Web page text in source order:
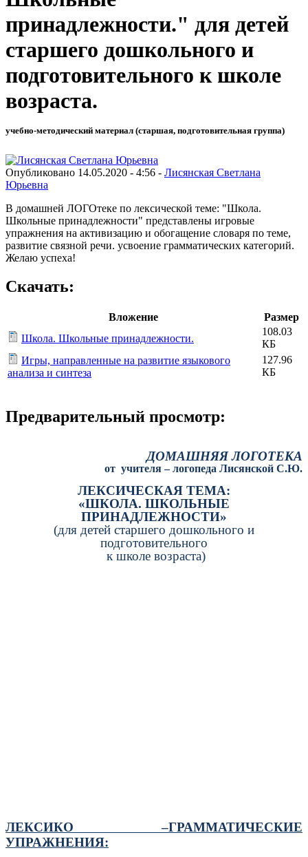
принадлежности." для детей
старшего дошкольного и
подготовительного к школе
возраста.
учебно-методический материал (старшая, подготовительная группа)
Опубликовано 14.05.2020 - 4:56 - Лисянская Светлана
Юрьевна
В домашней ЛОГОтеке по лексической теме: "Школа.
Школьные принадлежности" представлены игровые
упражнения на активизацию и обогащение словаря по теме,
развитие связной речи. усвоение грамматических категорий.
Желаю успеха!
Скачать:
Вложение
Размер
Школа. Школьные принадлежности.
108.03
КБ
Игры, направленные на развитие языкового
анализа и синтеза
127.96
КБ
Предварительный просмотр:
ДОМАШНЯЯ ЛОГОТЕКА
от учителя – логопеда Лисянской С.Ю.
ЛЕКСИЧЕСКАЯ ТЕМА:
«ШКОЛА. ШКОЛЬНЫЕ
ПРИНАДЛЕЖНОСТИ»
(для детей старшего дошкольного и
подготовительного
к школе возраста)
ЛЕКСИКО –ГРАММАТИЧЕСКИЕ
УПРАЖНЕНИЯ: